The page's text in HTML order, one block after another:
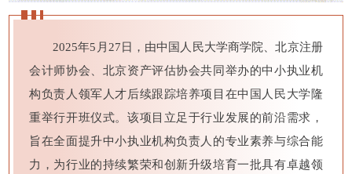
2025年5月27日，由中国人民大学商学院、北京注册
会计师协会、北京资产评估协会共同举办的中小执业机
构负责人领军人才后续跟踪培养项目在中国人民大学隆
重举行开班仪式。该项目立足于行业发展的前沿需求，
旨在全面提升中小执业机构负责人的专业素养与综合能
力，为行业的持续繁荣和创新升级培育一批具有卓越领